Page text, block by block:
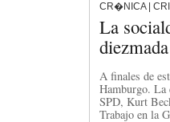
CR�NICA |
La
diezmada
A finales de
Hamburgo. La
SPD, Kurt
Trabajo en la